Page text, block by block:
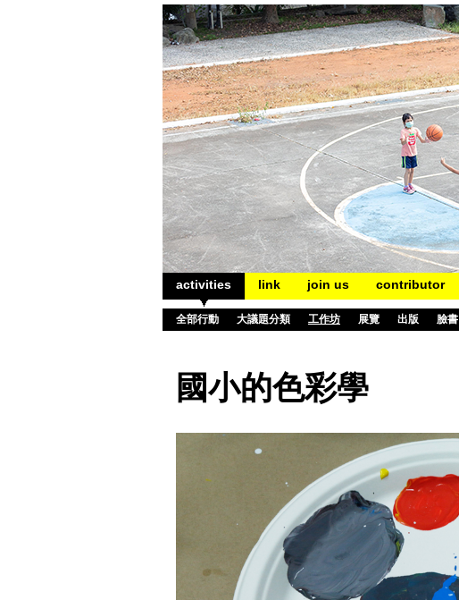
activities link join us contributor
全部行動 大議題分類 工作坊 展覽 出版 臉書
國小的色彩學